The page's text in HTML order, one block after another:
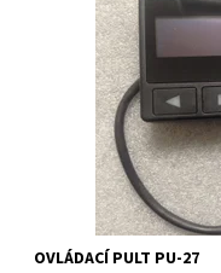
Ovladač má možnost
dny. Ovládací panel
Planar 44d s kabelem
OVLÁDACÍ PULT PU-27